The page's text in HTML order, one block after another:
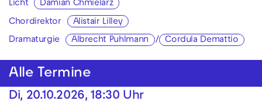
Licht Damian Chmielarz
Chordirektor Alistair Lilley
Dramaturgie Albrecht Puhlmann / Cordula Demattio
Alle Termine
Di, 20.10.2026, 18:30 Uhr